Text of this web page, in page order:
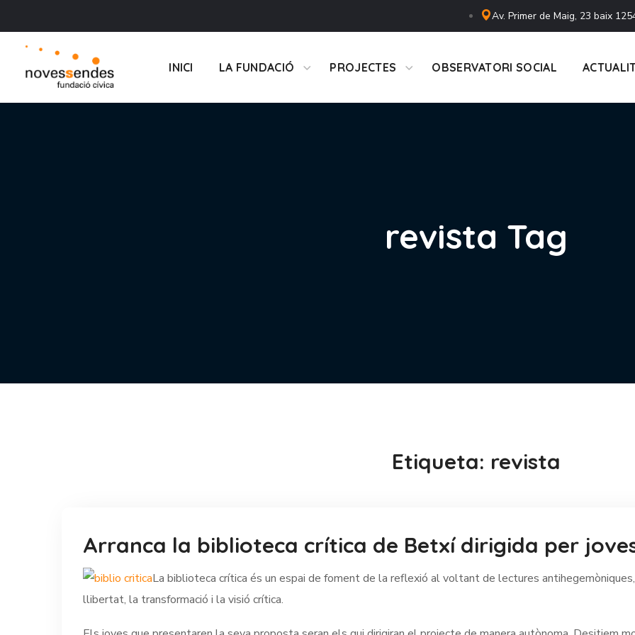
Av. Primer de Maig, 23 baix
INICI LA FUNDACIÓ PROJECTES OBSERVATORI SOCIAL
revista Tag
Etiqueta: revista
Arranca la biblioteca crítica de Betxí dirigida per
La biblioteca crítica és un espai de foment de la reflexió al voltant de lectures
llibertat, la transformació i la visió crítica.